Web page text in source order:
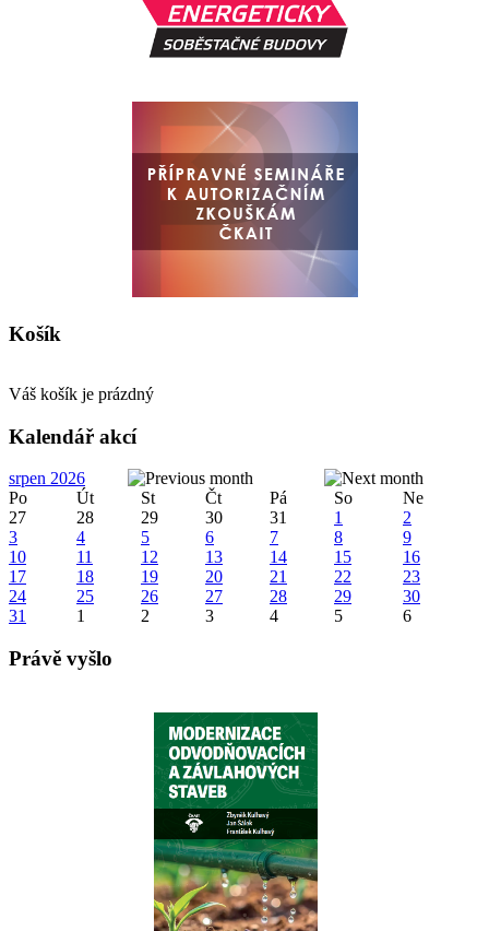
Košík
Váš košík je prázdný
Kalendář akcí
srpen 2026
Po
Út St Čt Pá So
Ne
27
28 29 30 31 1
2
3
4 5 6 7 8
9
10
11 12 13 14 15
16
17
18 19 20 21 22
23
24
25 26 27 28 29
30
31
1 2 3 4 5 6
Právě vyšlo